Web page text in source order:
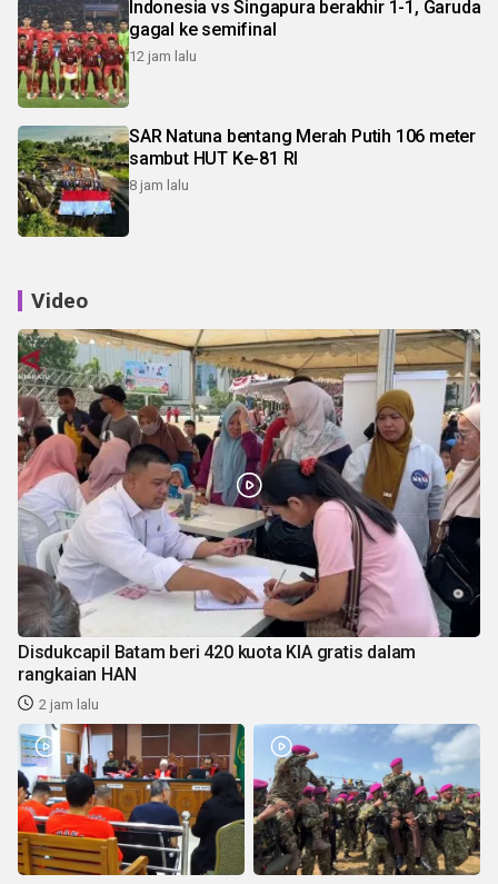
Indonesia vs Singapura berakhir 1-1, Garuda
gagal ke semifinal
12 jam lalu
SAR Natuna bentang Merah Putih 106 meter
sambut HUT Ke-81 RI
8 jam lalu
Video
Disdukcapil Batam beri 420 kuota KIA gratis dalam
rangkaian HAN
2 jam lalu